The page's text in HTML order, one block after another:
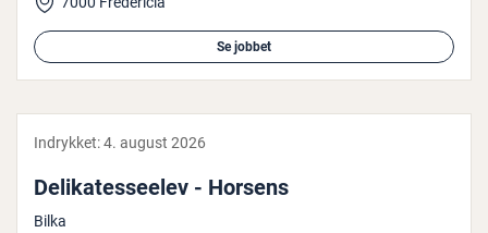
Se jobbet
Indrykket:4. august 2026
De­li­ka­tes­se­e­lev - Horsens
Bilka